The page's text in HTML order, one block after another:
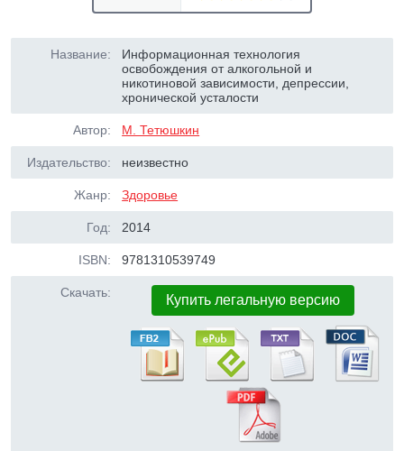
Название:
Информационная технология
освобождения от алкогольной и
никотиновой зависимости, депрессии,
хронической усталости
Автор: М. Тетюшкин
Издательство: неизвестно
Жанр: Здоровье
Год: 2014
ISBN: 9781310539749
Скачать: Купить легальную версию